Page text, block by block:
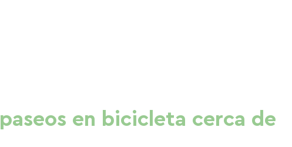
en bicicleta cerca de